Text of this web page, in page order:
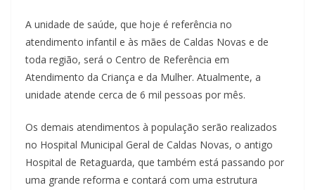
A unidade de saúde, que hoje é referência no
atendimento infantil e às mães de Caldas Novas e de
toda região, será o Centro de Referência em
Atendimento da Criança e da Mulher. Atualmente, a
unidade atende cerca de 6 mil pessoas por mês.
Os demais atendimentos à população serão realizados
no Hospital Municipal Geral de Caldas Novas, o antigo
Hospital de Retaguarda, que também está passando por
uma grande reforma e contará com uma estrutura